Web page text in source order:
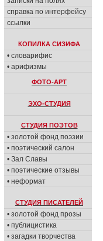
справка по интерфейсу
ссылки
КОПИЛКА СИЗИФА
• словарифис
• арифизмы
ФОТО-АРТ
ЭХО-СТУДИЯ
СТУДИЯ ПОЭТОВ
• золотой фонд поэзии
• поэтический салон
• Зал Славы
• поэтические отзывы
• неформат
СТУДИЯ ПИСАТЕЛЕЙ
• золотой фонд прозы
• публицистика
• загадки творчества